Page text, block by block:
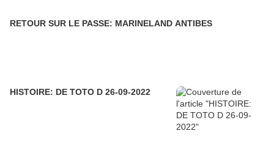
RETOUR SUR LE PASSE: MARINELAND ANTIBES
HISTOIRE: DE TOTO D 26-09-2022